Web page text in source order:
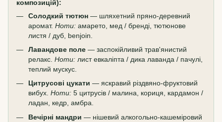
композицій):
Солодкий тютюн — шляхетний пряно-деревний
аромат. Ноти: амарето, мед / бренді, тютюнове
листя / дуб, benjoin.
Лавандове поле — заспокійливий трав'янистий
релакс. Ноти: лист евкаліпта / дика лаванда / пачулі,
теплий мускус.
Цитрусові цукати — яскравий різдвяно-фруктовий
вибух. Ноти: 5 цитрусів / малина, кориця, кардамон /
ладан, кедр, амбра.
Вечірні мандри — нішевий алкогольно-кашеміровий